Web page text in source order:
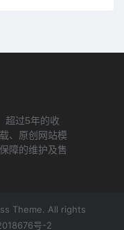
超过5年的收
、原创网站模
障的维护及售
Theme. All rights
号-2